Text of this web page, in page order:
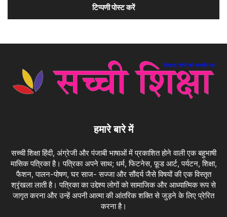
हमारे बारे में
सच्ची शिक्षा हिंदी, अंग्रेजी और पंजाबी भाषाओं में प्रकाशित होने वाली एक बहुभाषी
मासिक पत्रिका है। पत्रिका अपने साथ; धर्म, फिटनेस, फ़ूड आर्ट, पर्यटन, शिक्षा,
फैशन, पालन-पोषण, घर साज- सज्जा और सौंदर्य जैसे विषयों की एक विस्तृत
श्रृंखला लाती है। पत्रिका का उद्देश्य लोगों को सामाजिक और आध्यात्मिक रूप से
जागृत करना और उन्हें अपनी आत्मा की आंतरिक शक्ति से जुड़ने के लिए प्रेरित
करना है।